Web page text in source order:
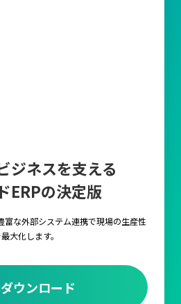
ジネスを支える
ERPの決定版
富な外部システム連携で現場の生産性
大化します。
ウンロード